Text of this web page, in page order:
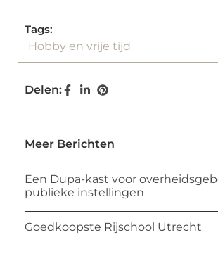
Tags:
Hobby en vrije tijd
Delen:
Meer Berichten
Een Dupa-kast voor
publieke instellingen
Goedkoopste Rijschool Utrecht